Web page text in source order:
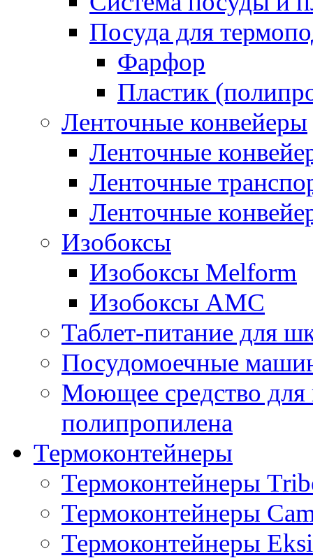
Посуда для
Фарфор
Пластик
Ленточные конвейеры
Ленточные
Ленточные
Ленточные
Изобоксы
Изобоксы Melform
Изобоксы AMC
Таблет-питание для
Посудомоечные
Моющее средство для
полипропилена
Термоконтейнеры
Термоконтейнеры
Термоконтейнеры
Термоконтейнеры Eksi